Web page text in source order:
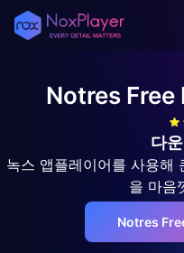
Notres Free
다
녹스 앱플레이어를 사용해
을 마음
Notres